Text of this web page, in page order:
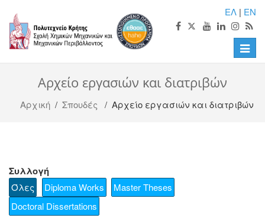
ΕΛ | EN
Toggle
Αρχείο εργασιών και διατριβών
Αρχική / Σπουδές / Αρχείο εργασιών και διατριβών
Συλλογή
Όλες Diploma Works
Master Theses
Doctoral Dissertations